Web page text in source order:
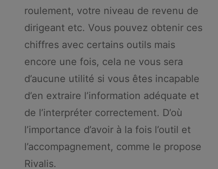
roulement, votre niveau de revenu de
dirigeant etc. Vous pouvez obtenir ces
chiffres avec certains outils mais
encore une fois, cela ne vous sera
d’aucune utilité si vous êtes incapable
d’en extraire l’information adéquate et
de l’interpréter correctement. D’où
l’importance d’avoir à la fois l’outil et
l’accompagnement, comme le propose
Rivalis.